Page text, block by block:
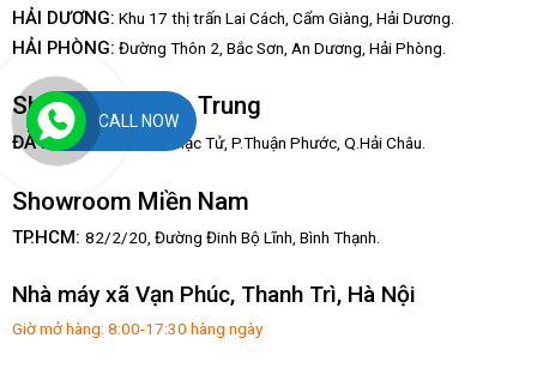
HẢI DƯƠNG: Khu 17 thị trấn Lai Cách, Cẩm Giàng, Hải Dương.
HẢI PHÒNG: Đường Thôn 2, Bắc Sơn, An Dương, Hải Phòng.
Showroom Miền Trung
ĐÀ NẴNG :67/3 Hàn Mạc Tử, P.Thuận Phước, Q.Hải Châu.
Showroom Miền Nam
TP.HCM: 82/2/20, Đường Đinh Bộ Lĩnh, Bình Thạnh.
Nhà máy xã Vạn Phúc, Thanh Trì, Hà Nội
Giờ mở hàng: 8:00-17:30 hàng ngày
CALL NOW